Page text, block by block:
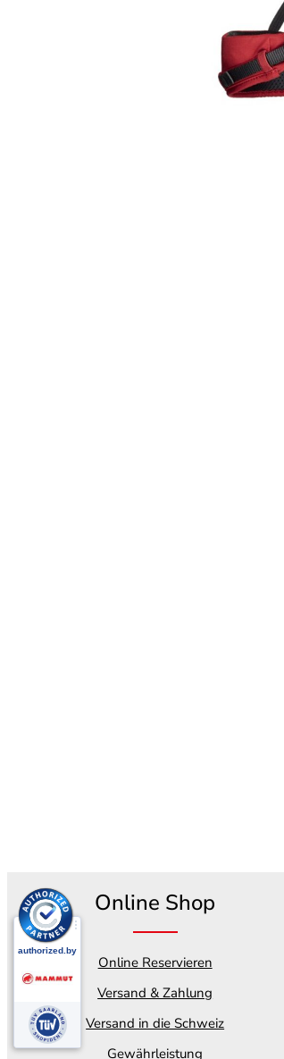
Online Shop
Online Reservieren
Versand & Zahlung
Versand in die Schweiz
Gewährleistung